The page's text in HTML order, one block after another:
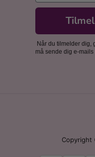
Når du tilmelder dig,
må sende dig e-
Copyright